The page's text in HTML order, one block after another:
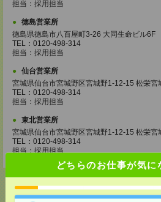
どちらのお仕事が気に
担当：採用担当
徳島営業所
徳島県徳島市八百屋町3-26 大同生命ビル6F
TEL：0120-498-314
担当：採用担当
仙台営業所
宮城県仙台市宮城野区宮城野1-12-15 松栄宮
TEL：0120-498-314
担当：採用担当
東北営業所
宮城県仙台市宮城野区宮城野1-12-15 松栄宮
TEL：0120-498-314
担当：採用担当